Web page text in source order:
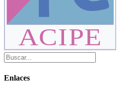
ACIPE
Enlaces